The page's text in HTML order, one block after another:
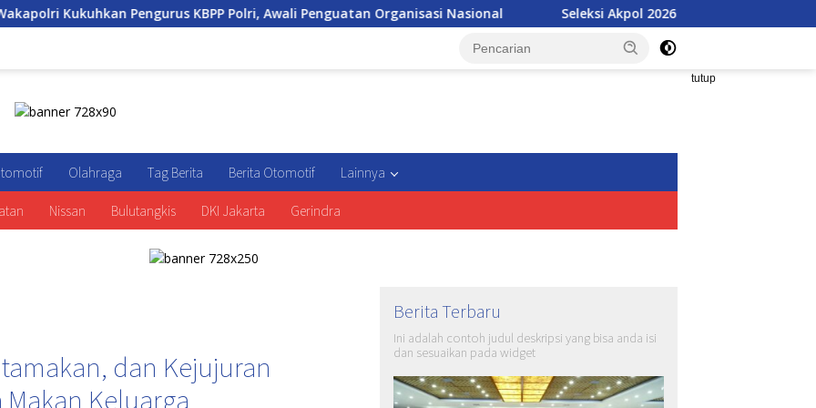
Pengurus KBPP Polri, Awali Penguatan Organisasi Nasional
Seleksi Akpol 2026 Makin Modern, Nilai Ujian Bisa
tutup
Olahraga Tag Berita Berita Otomotif Lainnya
Nissan Bulutangkis DKI Jakarta Gerindra
dan Kejujuran
Keluarga
Berita Terbaru
Ini adalah contoh judul deskripsi yang bisa anda isi
dan sesuaikan pada widget